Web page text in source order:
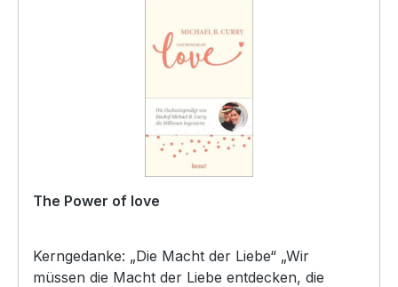
The Power of love
Kerngedanke: „Die Macht der Liebe“ „Wir
müssen die Macht der Liebe entdecken, die